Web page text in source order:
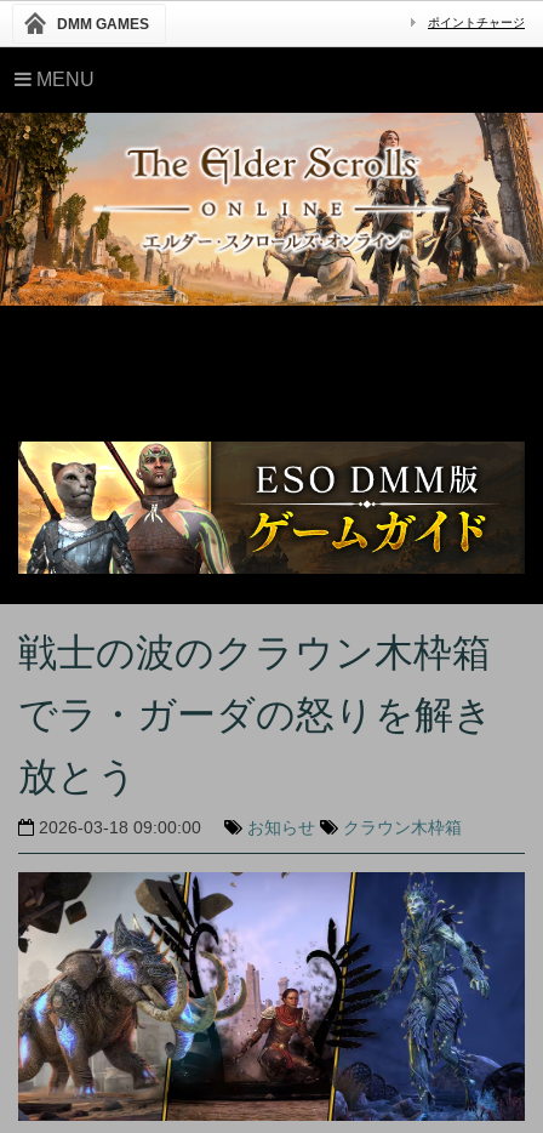
DMM GAMES ポイントチャージ
MENU
戦士の波のクラウン木枠箱
でラ・ガーダの怒りを解き
放とう
2026-03-18 09:00:00 お知らせ クラウン木枠箱